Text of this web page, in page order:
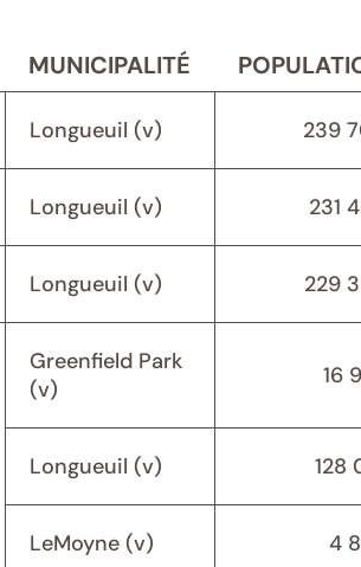
MUNICIPALITÉ
Longueuil (v) 239
Longueuil (v) 231
Longueuil (v) 229
Greenfield Park
(v)
16
Longueuil (v) 128
LeMoyne (v) 4